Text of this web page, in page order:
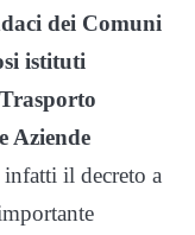
dei Comuni
istituti
Aziende
infatti il decreto a